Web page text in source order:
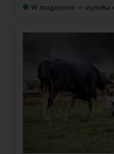
W magazynie — wysyłka